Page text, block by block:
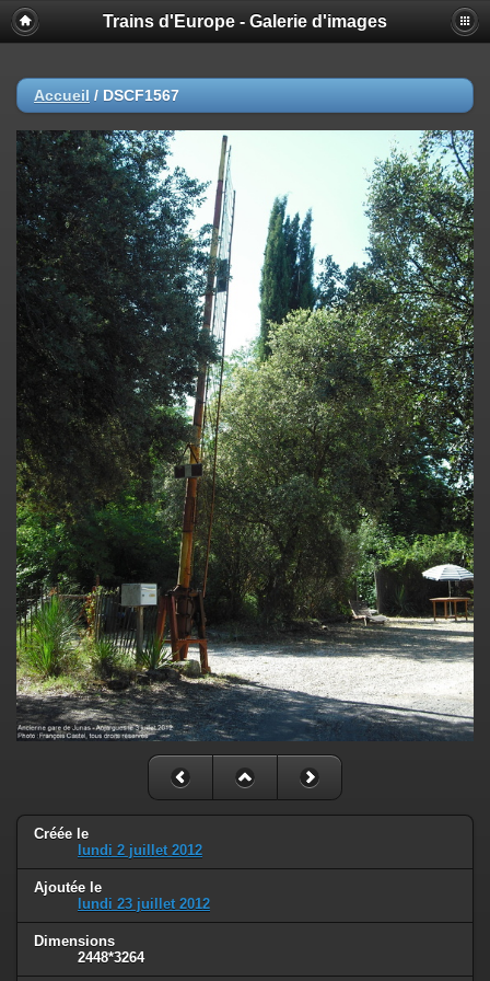
Trains d'Europe - Galerie d'images
Accueil / DSCF1567
Créée le
lundi 2 juillet 2012
Ajoutée le
lundi 23 juillet 2012
Dimensions
2448*3264